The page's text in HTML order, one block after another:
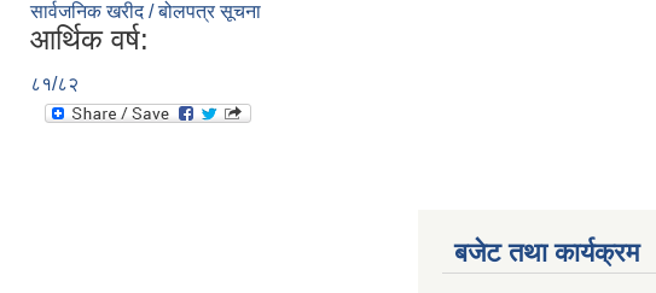
सार्वजनिक खरीद / बोलपत्र सूचना
आर्थिक वर्ष:
८१/८२
बजेट तथा कार्यक्रम